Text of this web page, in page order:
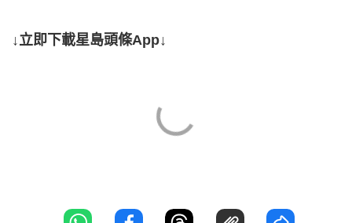
↓立即下載星島頭條App↓